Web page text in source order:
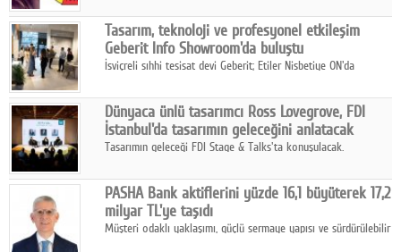
Tasarım, teknoloji ve profesyonel etkileşim
Geberit Info Showroom'da buluştu
İsviçreli sıhhi tesisat devi Geberit; Etiler Nisbetiye ON'da
ortaklığıyla özel bir davete ev sahipliği yaptı.
Dünyaca ünlü tasarımcı Ross Lovegrove, FDI
İstanbul'da tasarımın geleceğini anlatacak
Tasarımın geleceği FDI Stage & Talks'ta konuşulacak.
PASHA Bank aktiflerini yüzde 16,1 büyüterek 17,2
milyar TL'ye taşıdı
Müşteri odaklı yaklaşımı, güçlü sermaye yapısı ve sürdürülebilir